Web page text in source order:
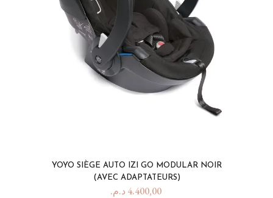
YOYO SIÈGE AUTO IZI GO MODULAR NOIR
(AVEC ADAPTATEURS)
4.400,00 د.م.